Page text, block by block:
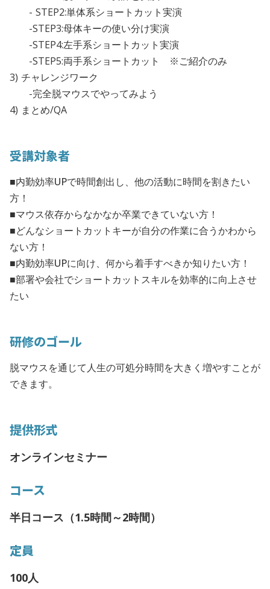
- STEP2:単体系ショートカット実演
-STEP3:母体キーの使い分け実演
-STEP4:左手系ショートカット実演
-STEP5:両手系ショートカット ※ご紹介のみ
3) チャレンジワーク
-完全脱マウスでやってみよう
4) まとめ/QA
受講対象者
■内勤効率UPで時間創出し、他の活動に時間を割きたい
方！
■マウス依存からなかなか卒業できていない方！
■どんなショートカットキーが自分の作業に合うかわから
ない方！
■内勤効率UPに向け、何から着手すべきか知りたい方！
■部署や会社でショートカットスキルを効率的に向上させ
たい
研修のゴール
脱マウスを通じて人生の可処分時間を大きく増やすことが
できます。
提供形式
オンラインセミナー
コース
半日コース（1.5時間～2時間）
定員
100人